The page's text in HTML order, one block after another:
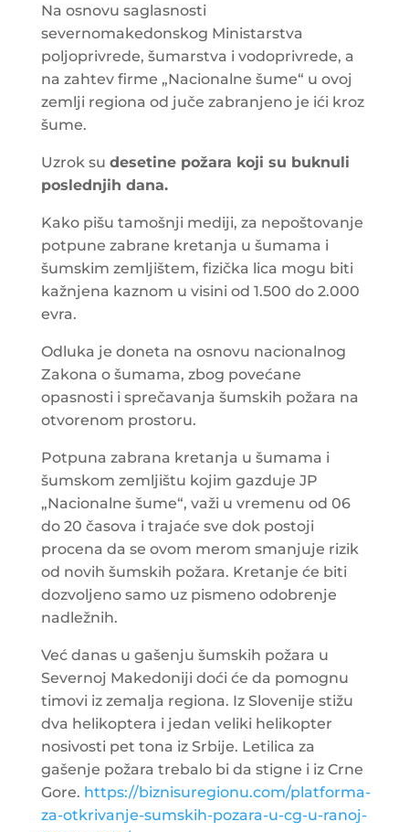
Na osnovu saglasnosti
severnomakedonskog Ministarstva
poljoprivrede, šumarstva i vodoprivrede, a
na zahtev firme „Nacionalne šume“ u ovoj
zemlji regiona od juče zabranjeno je ići kroz
šume.
Uzrok su desetine požara koji su buknuli
poslednjih dana.
Kako pišu tamošnji mediji, za nepoštovanje
potpune zabrane kretanja u šumama i
šumskim zemljištem, fizička lica mogu biti
kažnjena kaznom u visini od 1.500 do 2.000
evra.
Odluka je doneta na osnovu nacionalnog
Zakona o šumama, zbog povećane
opasnosti i sprečavanja šumskih požara na
otvorenom prostoru.
Potpuna zabrana kretanja u šumama i
šumskom zemljištu kojim gazduje JP
„Nacionalne šume“, važi u vremenu od 06
do 20 časova i trajaće sve dok postoji
procena da se ovom merom smanjuje rizik
od novih šumskih požara. Kretanje će biti
dozvoljeno samo uz pismeno odobrenje
nadležnih.
Već danas u gašenju šumskih požara u
Severnoj Makedoniji doći će da pomognu
timovi iz zemalja regiona. Iz Slovenije stižu
dva helikoptera i jedan veliki helikopter
nosivosti pet tona iz Srbije. Letilica za
gašenje požara trebalo bi da stigne i iz Crne
Gore. https://biznisuregionu.com/platforma-
za-otkrivanje-sumskih-pozara-u-cg-u-ranoj-